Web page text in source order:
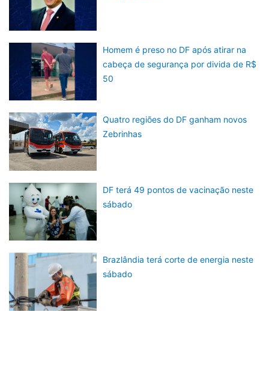
Homem é preso no DF após atirar na
cabeça de segurança por divida de R$
50
Quatro regiões do DF ganham novos
Zebrinhas
DF terá 49 pontos de vacinação neste
sábado
Brazlândia terá corte de energia neste
sábado